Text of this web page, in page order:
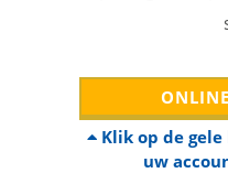
Klik op de
uw